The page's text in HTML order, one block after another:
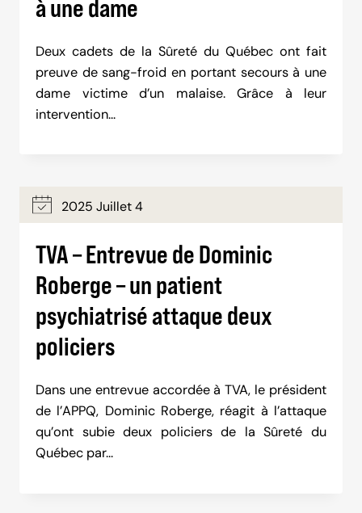
à une dame
Deux cadets de la Sûreté du Québec ont fait
preuve de sang-froid en portant secours à une
dame victime d’un malaise. Grâce à leur
intervention…
2025 Juillet 4
TVA – Entrevue de Dominic
Roberge – un patient
psychiatrisé attaque deux
policiers
Dans une entrevue accordée à TVA, le président
de l’APPQ, Dominic Roberge, réagit à l’attaque
qu’ont subie deux policiers de la Sûreté du
Québec par…